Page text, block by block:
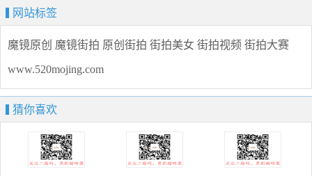
网站标签
魔镜原创 魔镜街拍 原创街拍 街拍美女 街拍视频 街拍大赛
www.520mojing.com
猜你喜欢